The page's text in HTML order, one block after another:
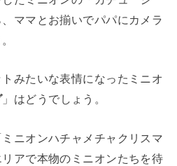
ママとお揃いでパパにカメラ
みたいな表情になったミニオ
」はどうでしょう。
ニオンハチャメチャクリスマ
アで本物のミニオンたちを待